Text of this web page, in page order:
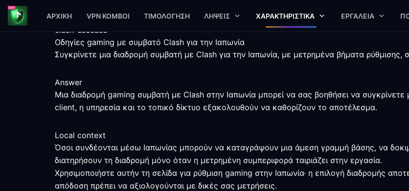
ΑΡΧΙΚΉ VPN ΚΌΜΒΟΙ ΤΙΜΟΛΌΓΗΣΗ ΛΉΨΕΙΣ ΧΑΡΑΚΤΗΡΙΣΤΙΚΆ ΕΡΓΑΛΕΊΑ
clash-usecase
Οδηγίες gaming με συμβατό Clash για την Ιαπωνία
Συγκρίνετε μια διαδρομή συμβατή με Clash για την Ιαπωνία, με μετρημένα βήματα
Answer
Μια διαδρομή gaming συμβατή με Clash στην Ιαπωνία μπορεί να σας βοηθήσει να συγκρίνετε
client, η υπηρεσία και το τοπικό δίκτυο εξακολουθούν να καθορίζουν το αποτέλεσμα.
Local context
Όσοι συνδέονται μέσω Ιαπωνίας μπορούν να καταγράψουν μια άμεση γραμμή βάσης, να
διατηρήσουν τη διαδρομή μόνο όταν η μετρημένη συμπεριφορά ταιριάζει στην εργασία.
Χρησιμοποιήστε αυτήν τη σελίδα για ρύθμιση gaming στην Ιαπωνία· η επιλογή διαδρομής
απόδοση πρέπει να αξιολογούνται με δικές σας μετρήσεις.